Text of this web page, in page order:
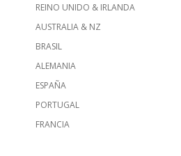
REINO UNIDO & IRLANDA
AUSTRALIA & NZ
BRASIL
ALEMANIA
ESPAÑA
PORTUGAL
FRANCIA